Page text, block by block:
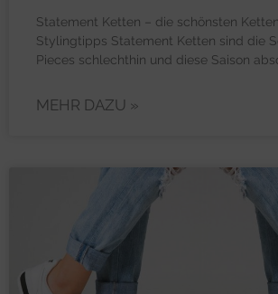
Statement Ketten – die schönsten
Stylingtipps Statement Ketten sind die
Pieces schlechthin und diese Saison
MEHR DAZU »